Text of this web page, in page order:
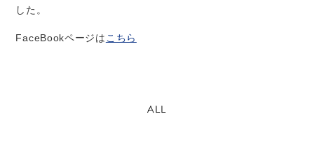
した。
FaceBookページは こちら
ALL